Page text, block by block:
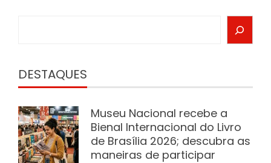
DESTAQUES
Museu Nacional recebe a
Bienal Internacional do Livro
de Brasília 2026; descubra as
maneiras de participar